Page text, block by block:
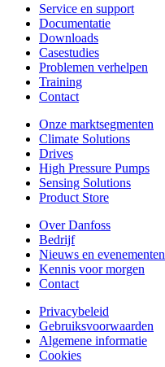
Service en support
Documentatie
Downloads
Casestudies
Problemen verhelpen
Training
Contact
Onze marktsegmenten
Climate Solutions
Drives
High Pressure Pumps
Sensing Solutions
Product Store
Over Danfoss
Bedrijf
Nieuws en evenementen
Kennis voor morgen
Contact
Privacybeleid
Gebruiksvoorwaarden
Algemene informatie
Cookies